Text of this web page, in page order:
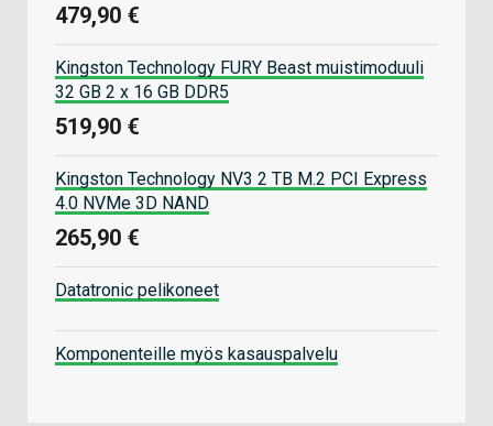
479,90 €
Kingston Technology FURY Beast muistimoduuli
32 GB 2 x 16 GB DDR5
519,90 €
Kingston Technology NV3 2 TB M.2 PCI Express
4.0 NVMe 3D NAND
265,90 €
Datatronic pelikoneet
Komponenteille myös kasauspalvelu